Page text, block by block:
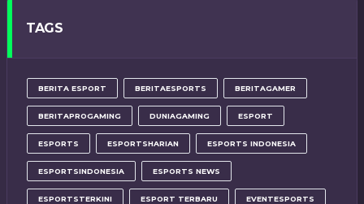
TAGS
BERITA ESPORT BERITAESPORTS BERITAGAMER
BERITAPROGAMING DUNIAGAMING ESPORT
ESPORTS ESPORTSHARIAN ESPORTS INDONESIA
ESPORTSINDONESIA ESPORTS NEWS
ESPORTSTERKINI ESPORT TERBARU EVENTESPORTS